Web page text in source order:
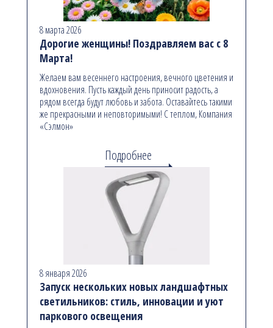
8 марта 2026
Дорогие женщины! Поздравляем вас с 8
Марта!
Желаем вам весеннего настроения, вечного цветения и
вдохновения. Пусть каждый день приносит радость, а
рядом всегда будут любовь и забота. Оставайтесь такими
же прекрасными и неповторимыми! С теплом, Компания
«Сэлмон»
Подробнее
8 января 2026
Запуск нескольких новых ландшафтных
светильников: стиль, инновации и уют
паркового освещения